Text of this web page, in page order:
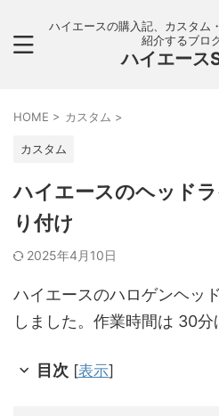
ハイエースの購入記、カスタム
紹介するブロ
ハイエース
HOME > カスタム >
カスタム
ハイエースのヘッド
り付け
2025年4月10日
ハイエースのハロゲンヘッ
しました。作業時間は 30分
目次 [表示]